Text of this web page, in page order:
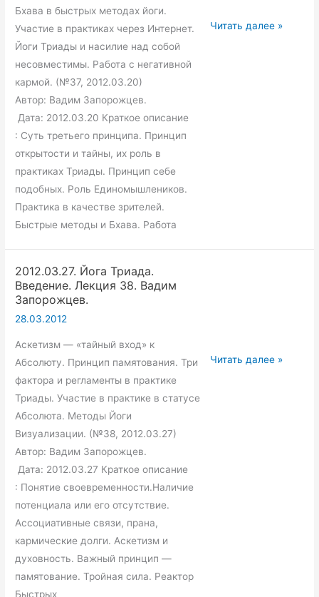
Бхава в быстрых методах йоги.
Участие в практиках через Интернет.
Йоги Триады и насилие над собой
несовместимы. Работа с негативной
кармой. (№37, 2012.03.20)
Автор: Вадим Запорожцев.
Дата: 2012.03.20 Краткое описание
: Суть третьего принципа. Принцип
открытости и тайны, их роль в
практиках Триады. Принцип себе
подобных. Роль Единомышлеников.
Практика в качестве зрителей.
Быстрые методы и Бхава. Работа
2012.03.20.
Читать далее »
2012.03.27. Йога Триада.
Введение. Лекция 38. Вадим
Запорожцев.
28.03.2012
Аскетизм — «тайный вход» к
Абсолюту. Принцип памятования. Три
фактора и регламенты в практике
Триады. Участие в практике в статусе
Абсолюта. Методы Йоги
Визуализации. (№38, 2012.03.27)
Автор: Вадим Запорожцев.
Дата: 2012.03.27 Краткое описание
: Понятие своевременности.Наличие
потенциала или его отсутствие.
Ассоциативные связи, прана,
кармические долги. Аскетизм и
духовность. Важный принцип —
памятование. Тройная сила. Реактор
Быстрых
2012.03.27.
Читать далее »